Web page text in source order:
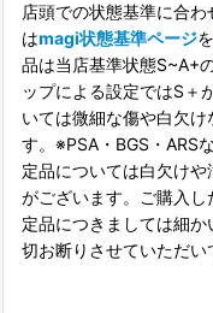
店頭での状態基準に合
はmagi状態基準ページ
品は当店基準状態S~A+
ップによる設定ではS＋
いては微細な傷や白欠
す。※PSA・BGS・ARS
定品については白欠け
がございます。ご購入
定品につきましては細
切お断りさせていただい